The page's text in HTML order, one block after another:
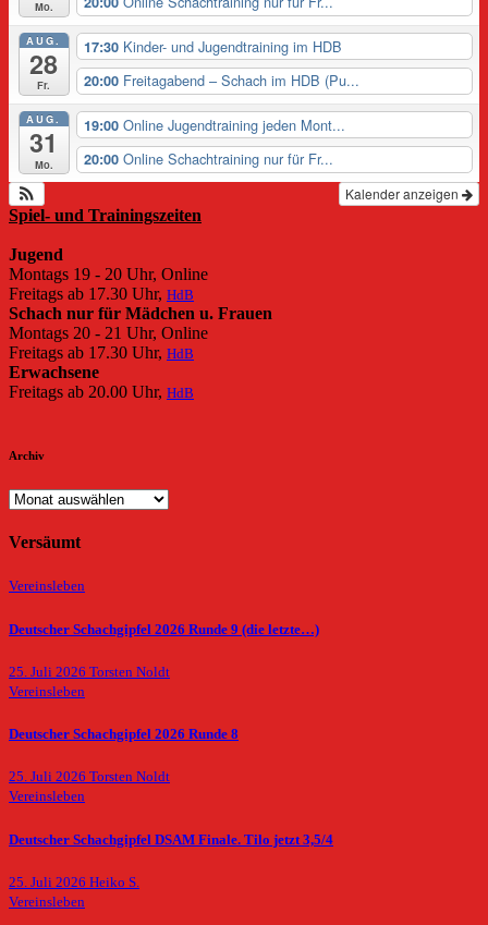
Mo.
AUG.
28
Fr.
17:30 Kinder- und Jugendtraining im HDB
20:00 Freitagabend – Schach im HDB (Pu...
AUG.
31
Mo.
19:00 Online Jugendtraining jeden Mont...
20:00 Online Schachtraining nur für Fr...
Kalender anzeigen
Spiel- und Trainingszeiten
Jugend
Montags 19 - 20 Uhr, Online
Freitags ab 17.30 Uhr, HdB
Schach nur für Mädchen u. Frauen
Montags 20 - 21 Uhr, Online
Freitags ab 17.30 Uhr, HdB
Erwachsene
Freitags ab 20.00 Uhr, HdB
Archiv
Archiv
Versäumt
Vereinsleben
Deutscher Schachgipfel 2026 Runde 9 (die letzte…)
25. Juli 2026 Torsten Noldt
Vereinsleben
Deutscher Schachgipfel 2026 Runde 8
25. Juli 2026 Torsten Noldt
Vereinsleben
Deutscher Schachgipfel DSAM Finale. Tilo jetzt 3,5/4
25. Juli 2026 Heiko S.
Vereinsleben